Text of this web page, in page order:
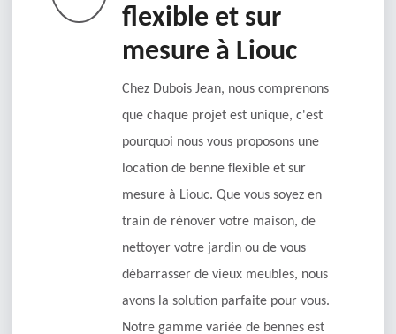
flexible et sur
mesure à Liouc
Chez Dubois Jean, nous comprenons
que chaque projet est unique, c'est
pourquoi nous vous proposons une
location de benne flexible et sur
mesure à Liouc. Que vous soyez en
train de rénover votre maison, de
nettoyer votre jardin ou de vous
débarrasser de vieux meubles, nous
avons la solution parfaite pour vous.
Notre gamme variée de bennes est